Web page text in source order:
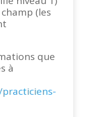
(les
que
à